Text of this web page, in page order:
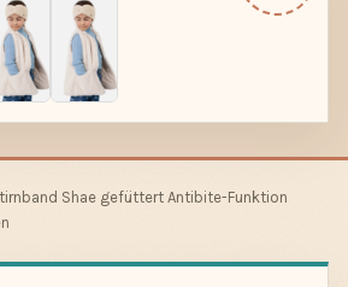
Shae gefüttert Antibite-Funktion